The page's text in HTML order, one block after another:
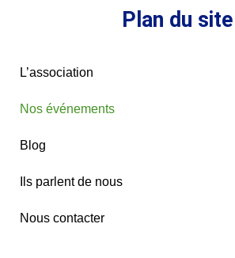
Plan du site
L’association
Nos événements
Blog
Ils parlent de nous
Nous contacter